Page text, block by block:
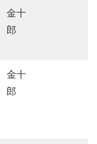
金十
郎
金十
郎